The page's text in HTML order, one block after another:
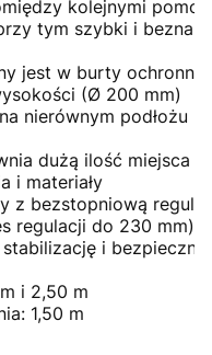
kolejnymi
tym szybki i
jest w burty ochronne
(Ø 200 mm)
nierównym podłożu
dużą ilość miejsca
i materiały
z bezstopniową
regulacji do 230 mm)
i bezpieczne
i 2,50 m
1,50 m